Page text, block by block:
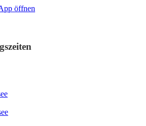
öffnen